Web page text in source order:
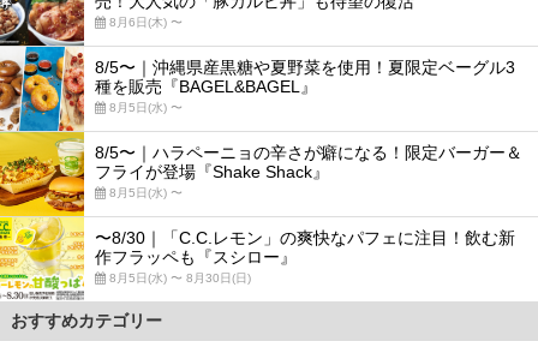
8月6日(木) 〜
8/5〜｜沖縄県産黒糖や夏野菜を使用！夏限定ベーグル3
種を販売『BAGEL&BAGEL』
8月5日(水) 〜
8/5〜｜ハラペーニョの辛さが癖になる！限定バーガー＆
フライが登場『Shake Shack』
8月5日(水) 〜
〜8/30｜「C.C.レモン」の爽快なパフェに注目！飲む新
作フラッペも『スシロー』
8月5日(水) 〜 8月30日(日)
おすすめカテゴリー